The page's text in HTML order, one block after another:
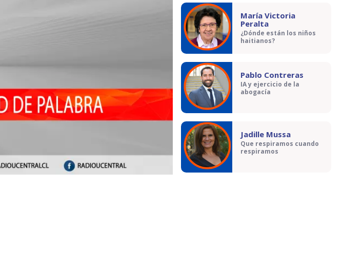
María Victoria
Peralta
¿Dónde están los niños
haitianos?
Pablo Contreras
IA y ejercicio de la
abogacía
Jadille Mussa
Que respiramos cuando
respiramos